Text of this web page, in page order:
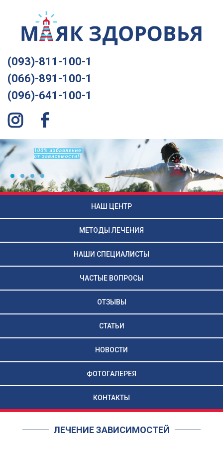
(093)-811-100-1
(066)-891-100-1
(096)-641-100-1
НАШ ЦЕНТР
МЕТОДЫ ЛЕЧЕНИЯ
НАШИ СПЕЦИАЛИСТЫ
ЧАСТЫЕ ВОПРОСЫ
ОТЗЫВЫ
СТАТЬИ
НОВОСТИ
ФОТОГАЛЕРЕЯ
КОНТАКТЫ
ЛЕЧЕНИЕ ЗАВИСИМОСТЕЙ